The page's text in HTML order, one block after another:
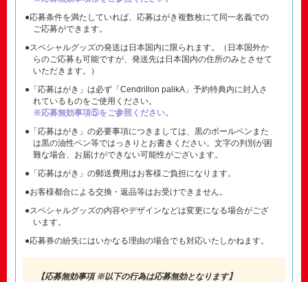
●応募条件を満たしていれば、応募はがき複数枚にて同一名義での
ご応募ができます。
●スペシャルグッズの発送は日本国内に限られます。（日本国外か
らのご応募も可能ですが、発送先は日本国内の住所のみとさせて
いただきます。）
●「応募はがき」は必ず「Cendrillon palikA」予約特典内に封入さ
れているものをご使用ください。
※応募無効事項⑤をご参照ください。
●「応募はがき」の必要事項につきましては、黒のボールペンまた
は黒の油性ペン等ではっきりとお書きください。文字の判別が困
難な場合、お届けができない可能性がございます。
●「応募はがき」の郵送費用はお客様ご負担になります。
●お客様都合による交換・返品等はお受けできません。
●スペシャルグッズの内容やデザインなどは変更になる場合がござ
います。
●応募券の紛失にはいかなる理由の場合でも対応いたしかねます。
【応募無効事項 ※以下の行為は応募無効となります】